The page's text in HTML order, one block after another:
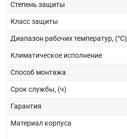
Степень защиты
Класс защиты
Диапазон рабочих температур, (°С)
Климатическое исполнение
Способ монтажа
Срок службы, (ч)
Гарантия
Материал корпуса